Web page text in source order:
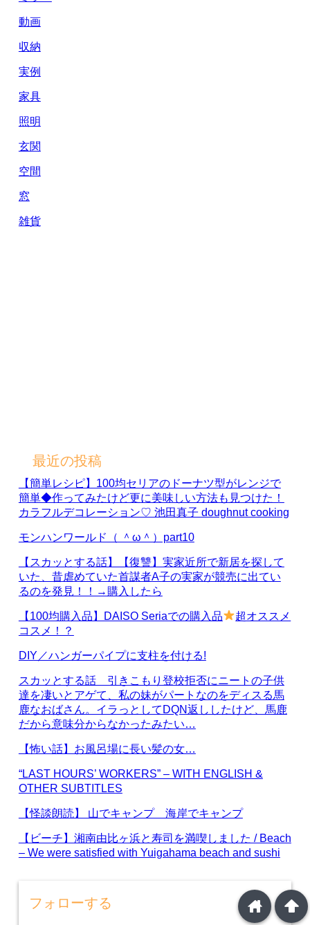
動画
収納
実例
家具
照明
玄関
空間
窓
雑貨
最近の投稿
【簡単レシピ】100均セリアのドーナツ型がレンジで
簡単◆作ってみたけど更に美味しい方法も見つけた！
カラフルデコレーション♡ 池田真子 doughnut cooking
モンハンワールド（ ＾ω＾）part10
【スカッとする話】【復讐】実家近所で新居を探して
いた、昔虐めていた首謀者A子の実家が競売に出てい
るのを発見！！→購入したら
【100均購入品】DAISO Seriaでの購入品
超オススメ
コスメ！？
DIY／ハンガーパイプに支柱を付ける!
スカッとする話 引きこもり登校拒否にニートの子供
達を凄いとアゲて、私の妹がパートなのをディスる馬
鹿なおばさん。イラっとしてDQN返ししたけど、馬鹿
だから意味分からなかったみたい…
【怖い話】お風呂場に長い髪の女…
“LAST HOURS’ WORKERS” – WITH ENGLISH &
OTHER SUBTITLES
【怪談朗読】 山でキャンプ 海岸でキャンプ
【ビーチ】湘南由比ヶ浜と寿司を満喫しました / Beach
– We were satisfied with Yuigahama beach and sushi
フォローする arrowup
home